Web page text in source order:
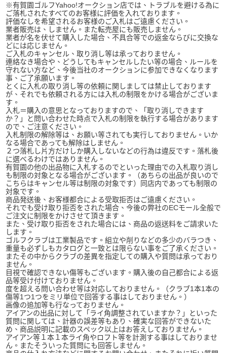
※有賀園ゴルフYahoo!オークション店では、トラブルを避ける為に
ご落札されたすべてのお客様に評価を入れております。
評価なしを希望されるお客様のご入札はご遠慮ください。
業者販売は、しません。また転売屋にも販売しません。
業者が名を伏せて購入した場合、不具合等での返金ならびに交換な
どには応じません。
ご入札のキャンセル、取り消し等は承っておりません。
連絡なき場合や、どうしてもキャンセルしたい等の場合、ルールを
守れない方など、今後当社のオークションに参加できなくなります
事、ご了承願います。
とくに入札の取り消し等の依頼に関しましては禁止しております
が、それでも依頼される方には入札の制限をかける場合がございま
す。
入札＝購入の意思となっておりますので、「取り消しできます
か？」と問い合わせた時点で入札の制限を執行する場合があります
ので、ご注意ください。
入札制限の解除等は、お願い等されても実行しておりません。いか
なる場合であっても解除はしません。
２つ落札し片方だけしか購入しないなどの行為は違反です。落札後
に選べるわけではありません。
有賀園の他の出品物に入札するのでといった理由での入札取り消し
も制限の対象となる場合がございます。（あちらの出品が良いので
こちらはキャンセル等は制限の対象です）同店内であっても制限の
対象です。
商品発送後、お客様都合による受取拒否はご遠慮ください。
それでも受け取り拒否をされた場合、今後の弊社のECモール全般で
ご注文に制限をかけさせて頂きます。
また、受け取り拒否をされた場合には、商品の返送料をご請求いた
します。
ゴルフクラブは工業製品です。組立や削りなどの多少のバラつき、
重量も必ずしもカタログと一致とは限らない事をご了承ください。
またその中からクラブの差異を指定しての購入や質問は承っており
ません。
目視で確認できない傷等もございます。購入後の自己都合による返
品等受け付けておりません。
度を超える問い合わせ等は対応しておりません。（クラブ1本1本の
傷等1つ1つをミリ単位で回答する事はしておりません。）
画像の追加等も行なっておりません。
アイアンの出品に対して「ライ角調整されていますか？」といった
質問に関しては、計器の誤差等もあり、確実な回答ができないた
め、商品説明に記載のスペック以上はお答えしておりません。
アイアン等１本１本ライ角やロフト等を計測する事はしておりませ
ん。またそういった質問にも回答しません。